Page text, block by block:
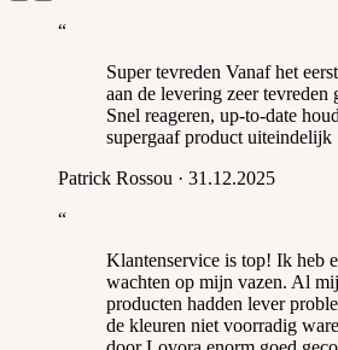
“
Super tevreden Vanaf het
aan de levering zeer tevreden
Snel reageren, up-to-date
supergaaf product uiteindelijk
Patrick Rossou · 31.12.2025
“
Klantenservice is top! Ik heb
wachten op mijn vazen. Al
producten hadden lever
de kleuren niet voorradig